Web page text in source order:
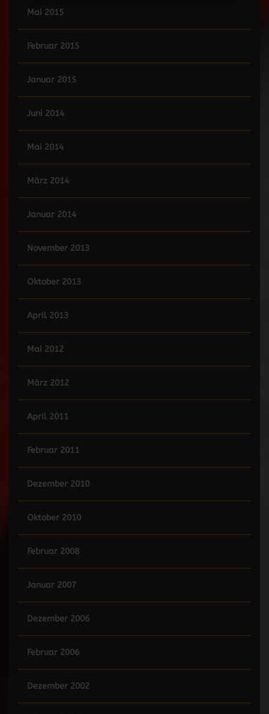
Mai 2015
Februar 2015
Januar 2015
Juni 2014
Mai 2014
März 2014
Januar 2014
November 2013
Oktober 2013
April 2013
Mai 2012
März 2012
April 2011
Februar 2011
Dezember 2010
Oktober 2010
Februar 2008
Januar 2007
Dezember 2006
Februar 2006
Dezember 2002